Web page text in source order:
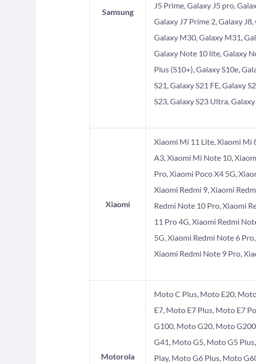
Samsung
J5 Prime, Galaxy J5 pro,
Galaxy J7 Prime 2, Galaxy
Galaxy M30, Galaxy M31,
Galaxy Note 10 lite, Galaxy
Plus (S10+), Galaxy S10e,
S21, Galaxy S21 FE, Galaxy
S23, Galaxy S23 Ultra,
Xiaomi
Xiaomi Mi 11 Lite, Xiaomi Mi
A3, Xiaomi Mi Note 10,
Pro, Xiaomi Poco X4 5G,
Xiaomi Redmi 9, Xiaomi
Redmi Note 10 Pro, Xiaomi
11 Pro 4G, Xiaomi Redmi
5G, Xiaomi Redmi Note 6
Xiaomi Redmi Note 9 Pro,
Motorola
Moto C Plus, Moto E20,
E7, Moto E7 Plus, Moto E7
G100, Moto G20, Moto
G41, Moto G5, Moto G5
Play, Moto G6 Plus, Moto